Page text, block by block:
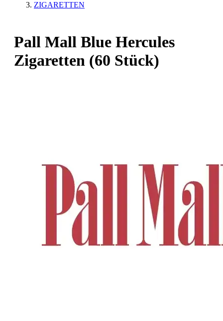
ZIGARETTEN
Pall Mall Blue Hercules
Zigaretten (60 Stück)